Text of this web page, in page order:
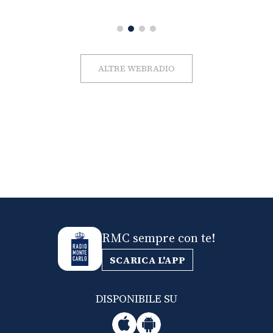
ALTRE WEBRADIO
RMC sempre con te!
SCARICA L'APP
DISPONIBILE SU